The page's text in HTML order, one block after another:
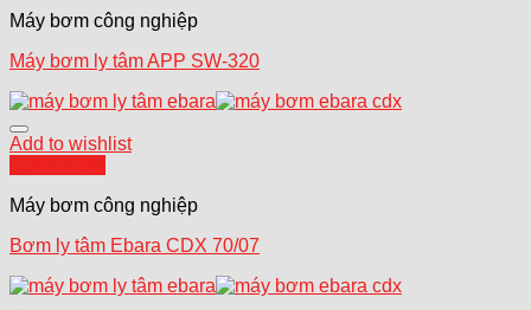
Máy bơm công nghiệp
Máy bơm ly tâm APP SW-320
Add to wishlist
Máy bơm công nghiệp
Bơm ly tâm Ebara CDX 70/07